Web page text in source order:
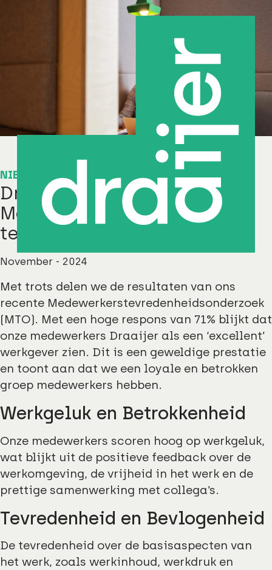
NIEUWS
Draaijer scoort ‘Excellent’ in
Medewerkers
tevredenheidsonderzoek
November - 2024
Met trots delen we de resultaten van ons
recente Medewerkerstevredenheidsonderzoek
(MTO). Met een hoge respons van 71% blijkt dat
onze medewerkers Draaijer als een ‘excellent’
werkgever zien. Dit is een geweldige prestatie
en toont aan dat we een loyale en betrokken
groep medewerkers hebben.
Werkgeluk en Betrokkenheid
Onze medewerkers scoren hoog op werkgeluk,
wat blijkt uit de positieve feedback over de
werkomgeving, de vrijheid in het werk en de
prettige samenwerking met collega’s.
Tevredenheid en Bevlogenheid
De tevredenheid over de basisaspecten van
het werk, zoals werkinhoud, werkdruk en